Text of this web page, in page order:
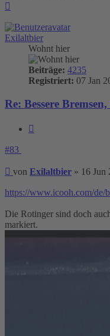
Exilaltbier
Wohnt hier
Beiträge: 4235
Registriert: 07 Jan
Re: Bessere
#83
Beitrag
von Exilaltbier » 16 Jun
https://www.icooh.com/de/
Die Rotinger sind doch
markiert.